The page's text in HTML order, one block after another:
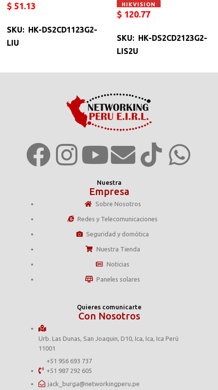
$ 51.13
SKU: HK-DS2CD1123G2-
LIU
HIKVISION
$ 120.77
SKU: HK-DS2CD2123G2-
LIS2U
Nuestra
Empresa
Sobre Nosotros
Redes y Telecomunicaciones
Seguridad y domótica
Nuestra Tienda
Noticias
Paneles solares
Quieres comunicarte
Con Nosotros
Urb. Las Dunas, San Joaquin, D10, Ica, Ica, Ica Perú
11001
+51 956 693 737
+51 987 292 605
jack_burga@networkingperu.pe